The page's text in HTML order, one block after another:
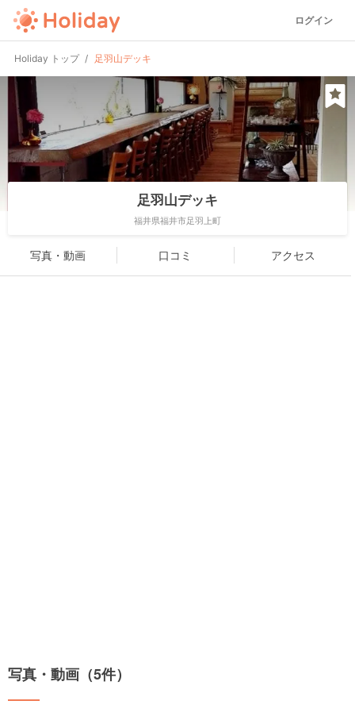
ログイン
Holiday トップ 足羽山デッキ
足羽山デッキ
福井県福井市足羽上町
写真・動画 口コミ アクセス
写真・動画（5件）